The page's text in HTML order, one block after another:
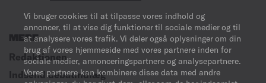
Vi bruger cookies til at tilpasse vores indhold og
annoncer, til at vise dig funktioner til sociale medier og til
at analysere vores trafik. Vi deler også oplysninger om din
brug af vores hjemmeside med vores partnere inden for
sociale medier, annonceringspartnere og analysepartnere.
Vores partnere kan kombinere disse data med andre
MERE
Redaktionen
Indsend debatindlæg